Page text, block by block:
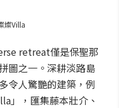
燦Villa
retreat僅是保聖那
圖之一。深耕淡路島
令人驚艷的建築，例
」，匯集藤本壯介、